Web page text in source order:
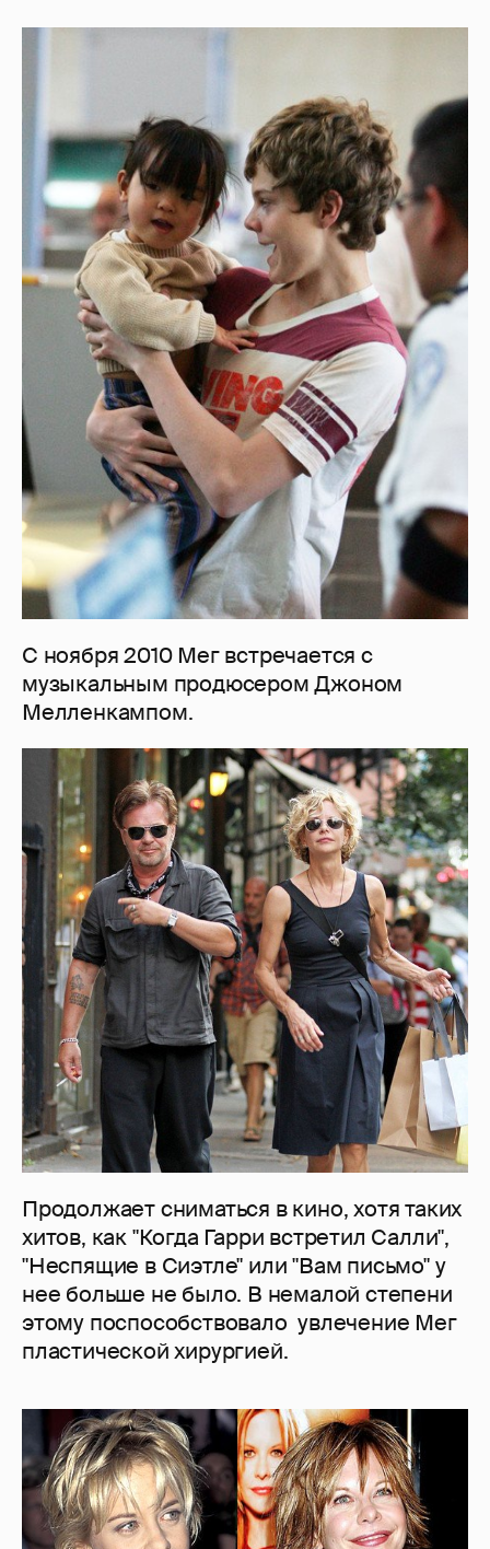
С ноября 2010 Мег встречается с
музыкальным продюсером Джоном
Мелленкампом.
Продолжает сниматься в кино, хотя таких
хитов, как "Когда Гарри встретил Салли",
"Неспящие в Сиэтле" или "Вам письмо" у
нее больше не было. В немалой степени
этому поспособствовало увлечение Мег
пластической хирургией.